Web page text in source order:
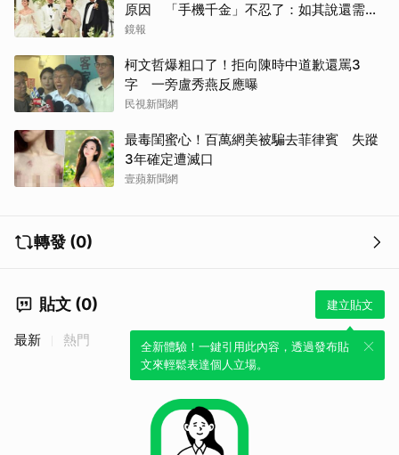
原因 「手機千金」不忍了：如其說還需要
離開嗎？
鏡報
柯文哲爆粗口了！拒向陳時中道歉還罵3
字 一旁盧秀燕反應曝
民視新聞網
最毒閨蜜心！百萬網美被騙去菲律賓 失蹤
3年確定遭滅口
壹蘋新聞網
轉發 (0)
貼文 (0) 建立貼文
全新體驗！一鍵引用此內容，透過發布貼
文來輕鬆表達個人立場。
最新 熱門